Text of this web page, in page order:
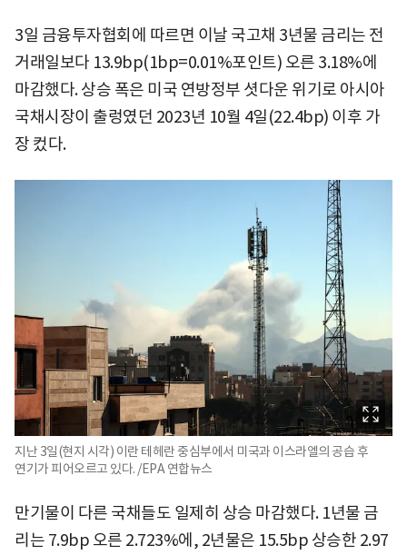
3일 금융투자협회에 따르면 이날 국고채 3년물 금리는 전
거래일보다 13.9bp(1bp=0.01%포인트) 오른 3.18%에
마감했다. 상승 폭은 미국 연방정부 셧다운 위기로 아시아
국채시장이 출렁였던 2023년 10월 4일(22.4bp) 이후 가
장 컸다.
지난 3일(현지 시각) 이란 테헤란 중심부에서 미국과 이스라엘의 공습 후
연기가 피어오르고 있다. /EPA 연합뉴스
만기물이 다른 국채들도 일제히 상승 마감했다. 1년물 금
리는 7.9bp 오른 2.723%에, 2년물은 15.5bp 상승한 2.97